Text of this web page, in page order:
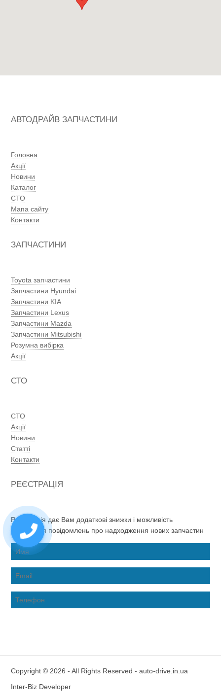
АВТОДРАЙВ ЗАПЧАСТИНИ
Головна
Акції
Новини
Каталог
СТО
Мапа сайту
Контакти
ЗАПЧАСТИНИ
Toyota запчастини
Запчастини Hyundai
Запчастини KIA
Запчастини Lexus
Запчастини Mazda
Запчастини Mitsubishi
Розумна вибірка
Акції
СТО
СТО
Акції
Новини
Статті
Контакти
РЕЄСТРАЦІЯ
Реєстрація дає Вам додаткові знижки і можливість
отримання повідомлень про надходження нових запчастин
Copyright © 2026 - All Rights Reserved - auto-drive.in.ua
Inter-Biz Developer